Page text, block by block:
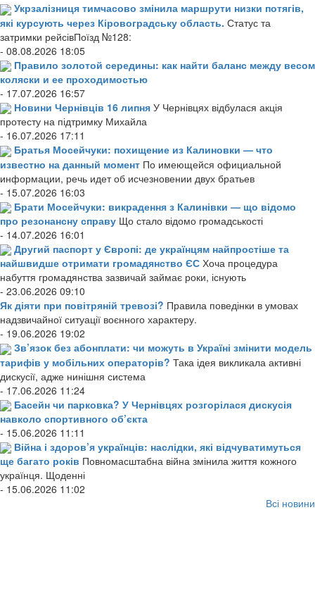
Укрзалізниця тимчасово змінила маршрути низки потягів,
які курсують через Кіровоградську область. Статус та
затримки рейсівПоїзд №128:
- 08.08.2026 18:05
Правило золотой середины: как найти баланс между весом
коляски и ее проходимостью
- 17.07.2026 16:57
Новини Чернівців 16 липня У Чернівцях відбулася акція
протесту на підтримку Михайла
- 16.07.2026 17:11
Братья Мосейчуки: похищение из Калиновки — что
известно на данный момент По имеющейся официальной
информации, речь идет об исчезновении двух братьев
- 15.07.2026 16:03
Брати Мосейчуки: викрадення з Калинівки — що відомо
про резонансну справу Що стало відомо громадськості
- 14.07.2026 16:01
Другий паспорт у Європі: де українцям найпростіше та
найшвидше отримати громадянство ЄС Хоча процедура
набуття громадянства зазвичай займає роки, існують
- 23.06.2026 09:10
Як діяти при повітряній тревозі? Правила поведінки в умовах
надзвичайної ситуації воєнного характеру.
- 19.06.2026 19:02
Зв’язок без абонплати: чи можуть в Україні змінити модель
тарифів у мобільних операторів? Така ідея викликала активні
дискусії, адже нинішня система
- 17.06.2026 11:24
Басейн чи парковка? У Чернівцях розгорілася дискусія
навколо спортивного об’єкта
- 15.06.2026 11:11
Війна і здоров’я українців: наслідки, які відчуватимуться
ще багато років Повномасштабна війна змінила життя кожного
українця. Щоденні
- 15.06.2026 11:02
Всі новини